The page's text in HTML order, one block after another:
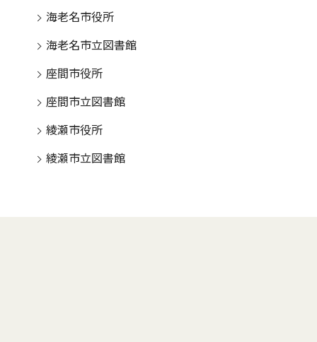
海老名市役所
海老名市立図書館
座間市役所
座間市立図書館
綾瀬市役所
綾瀬市立図書館